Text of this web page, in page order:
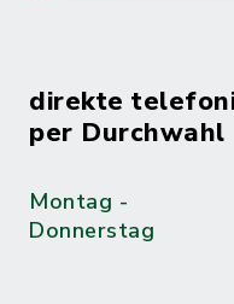
direkte
per Durchwahl
Montag -
Donnerstag